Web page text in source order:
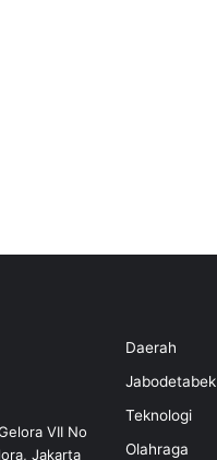
VII No
Jakarta
Daerah
Jabodetabek
Teknologi
Olahraga